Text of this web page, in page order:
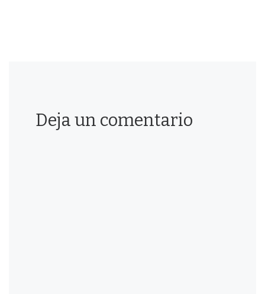
Deja un comentario